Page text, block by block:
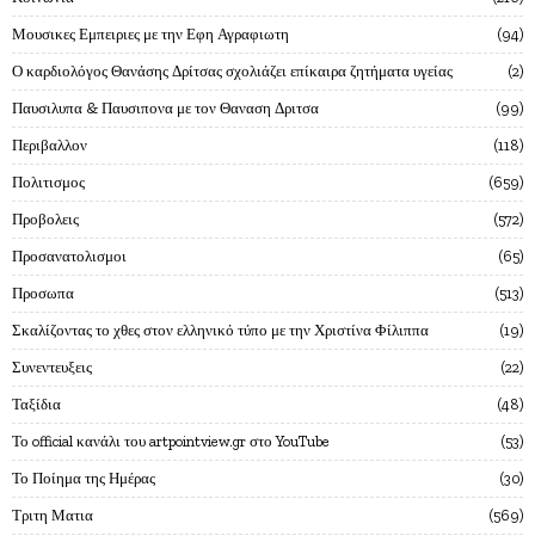
Μουσικες Εμπειριες με την Εφη Αγραφιωτη 94
Ο καρδιολόγος Θανάσης Δρίτσας σχολιάζει επίκαιρα ζητήματα υγείας 2
Παυσιλυπα & Παυσιπονα με τον Θαναση Δριτσα 99
Περιβαλλον 118
Πολιτισμος 659
Προβολεις 572
Προσανατολισμοι 65
Προσωπα 513
Σκαλίζοντας το χθες στον ελληνικό τύπο με την Χριστίνα Φίλιππα 19
Συνεντευξεις 22
Ταξίδια 48
Το official κανάλι του artpointview.gr στο YouTube 53
Το Ποίημα της Ημέρας 30
Τριτη Ματια 569